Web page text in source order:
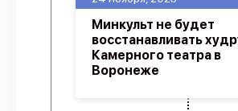
Минкульт не будет
восстанавливать
Камерного театра в
Воронеже